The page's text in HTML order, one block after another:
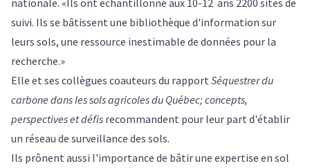
nationale. «Ils ont échantillonné aux 10-12 ans 2200 sites de
suivi. Ils se bâtissent une bibliothèque d'information sur
leurs sols, une ressource inestimable de données pour la
recherche.»
Elle et ses collègues coauteurs du rapport Séquestrer du
carbone dans les sols agricoles du Québec; concepts,
perspectives et défis recommandent pour leur part d'établir
un réseau de surveillance des sols.
Ils prônent aussi l'importance de bâtir une expertise en sol